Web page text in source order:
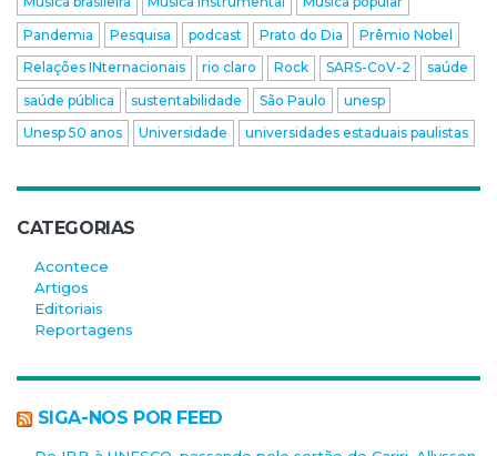
Pandemia
Pesquisa podcast Prato do Dia
Prêmio Nobel
Relações INternacionais
rio claro Rock SARS-CoV-2
saúde
saúde pública
sustentabilidade São Paulo
unesp
Unesp 50 anos
Universidade universidades estaduais paulistas
CATEGORIAS
Acontece
Artigos
Editoriais
Reportagens
SIGA-NOS POR FEED